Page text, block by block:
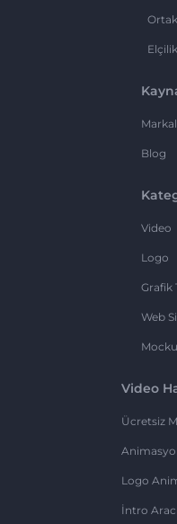
Blog
Video
Logo
Grafik
Web
Video
Ücretsiz
Logo
İntro Aracı